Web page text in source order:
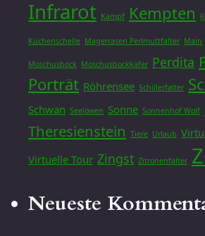
Infrarot Kampf Kempten
Küchenschelle Magerrasen Perlmuttfalter Main
Moschusbock Moschusbockkäfer Perdita
Porträt Röhrensee Schillerfalter
Schwan Seelöwen Sonne Sonnenhof Wolf
Theresienstein Tiere Urlaub
Virtuelle Tour Zingst Zitronenfalter
Neueste